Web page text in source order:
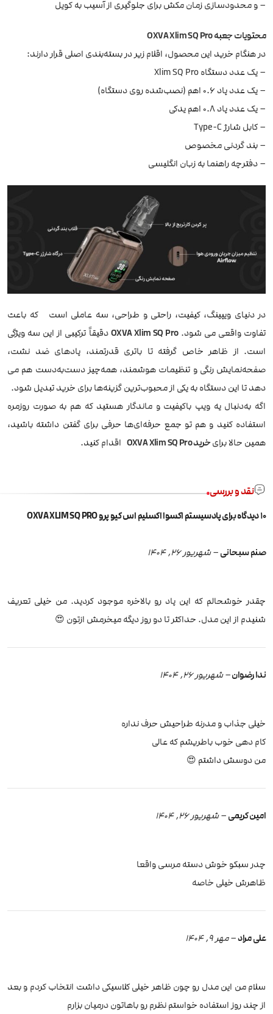
– و محدودسازی زمان مکش برای جلوگیری از آسیب به کویل
محتویات جعبه OXVA Xlim SQ Pro
در هنگام خرید این محصول، اقلام زیر در بسته‌بندی اصلی قرار دارند:
– یک عدد دستگاه Xlim SQ Pro
– یک عدد پاد 0.6 اهم (نصب‌شده روی دستگاه)
– یک عدد پاد 0.8 اهم یدکی
– کابل شارژ Type-C
– بند گردنی مخصوص
– دفترچه راهنما به زبان انگلیسی
در دنیای ویپینگ، کیفیت، راحتی و طراحی، سه عاملی است که باعث
تفاوت واقعی می شود.OXVA Xlim SQ Proدقیقاً ترکیبی از این سه ویژگی
است. از ظاهر خاص گرفته تا باتری قدرتمند، پادهای ضد نشت،
صفحه‌نمایش رنگی و تنظیمات هوشمند، همه‌چیز دست‌به‌دست هم می
دهد تا این دستگاه به یکی از محبوب‌ترین گزینه‌ها برای خرید تبدیل شود.
اگه به‌دنبال یه ویپ باکیفیت و ماندگار هستید که هم به صورت روزمره
استفاده کنید و هم تو جمع حرفه‌ای‌ها حرفی برای گفتن داشته باشید،
همین حالا برایخرید OXVA Xlim SQ Pro اقدام کنید.
نقد و بررسی
10 دیدگاه برای پادسیستم اکسوا اکسلیم اس کیو پرو OXVA XLIM SQ PRO
صنم سبحانی–شهریور 26, 1404
چقدر خوشحالم که این پاد رو بالاخره موجود کردید. من خیلی تعریف
شنیدم از این مدل. حداکثر تا دو روز دیگه میخرمش ازتون 😍
ندا رضوان– شهریور 26, 1404
خیلی جذاب و مدرنه طراحیش حرف نداره
کام دهی خوب باطریشم که عالی
من دوسش داشتم 😍
امین کریمی–شهریور 26, 1404
چدر سبکو خوش دسته مرسی واقعا
ظاهرش خیلی خاصه
علی مراد–مهر 9, 1404
سلام من این مدل رو چون ظاهر خیلی کلاسیکی داشت انتخاب کردم و بعد
از چند روز استفاده خواستم نظرم رو باهاتون درمیان بزارم